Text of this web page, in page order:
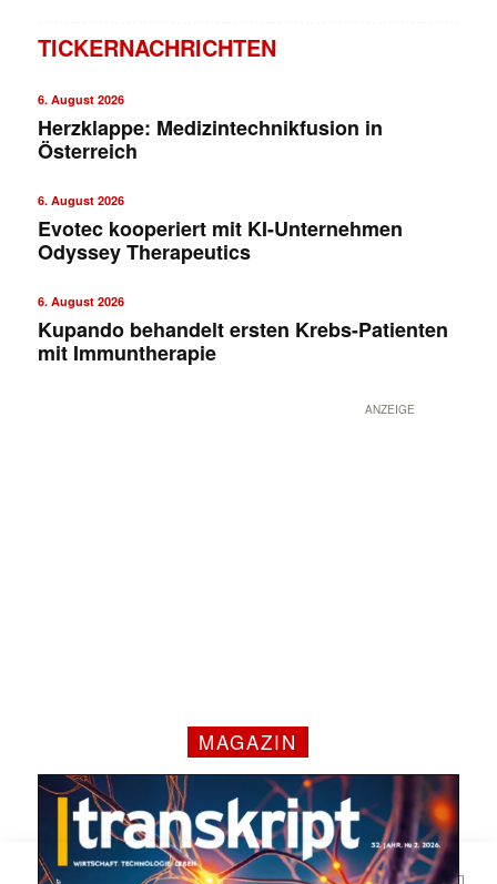
Mit dem |transkript-Newsletter
jede Woche aktuell informiert.
TICKERNACHRICHTEN
6. August 2026
Herzklappe: Medizintechnikfusion in
Österreich
6. August 2026
Evotec kooperiert mit KI-Unternehmen
Odyssey Therapeutics
6. August 2026
Kupando behandelt ersten Krebs-Patienten
mit Immuntherapie
ANZEIGE
MAGAZIN